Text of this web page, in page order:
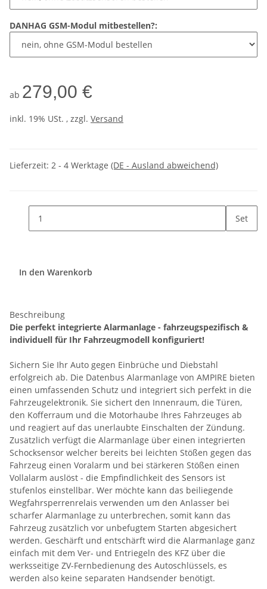
DANHAG GSM-Modul mitbestellen?:
ab 279,00 €
inkl. 19% USt. , zzgl. Versand
Lieferzeit: 2 - 4 Werktage (DE - Ausland abweichend)
Set
In den Warenkorb
Beschreibung
Die perfekt integrierte Alarmanlage - fahrzeugspezifisch &
individuell für Ihr Fahrzeugmodell konfiguriert!
Sichern Sie Ihr Auto gegen Einbrüche und Diebstahl
erfolgreich ab. Die Datenbus Alarmanlage von AMPIRE bieten
einen umfassenden Schutz und integriert sich perfekt in die
Fahrzeugelektronik. Sie sichert den Innenraum, die Türen,
den Kofferraum und die Motorhaube Ihres Fahrzeuges ab
und reagiert auf das unerlaubte Einschalten der Zündung.
Zusätzlich verfügt die Alarmanlage über einen integrierten
Schocksensor welcher bereits bei leichten Stößen gegen das
Fahrzeug einen Voralarm und bei stärkeren Stößen einen
Vollalarm auslöst - die Empfindlichkeit des Sensors ist
stufenlos einstellbar. Wer möchte kann das beiliegende
Wegfahrsperrenrelais verwenden um den Anlasser bei
scharfer Alarmanlage zu unterbrechen, somit kann das
Fahrzeug zusätzlich vor unbefugtem Starten abgesichert
werden. Geschärft und entschärft wird die Alarmanlage ganz
einfach mit dem Ver- und Entriegeln des KFZ über die
werksseitige ZV-Fernbedienung des Autoschlüssels, es
werden also keine separaten Handsender benötigt.